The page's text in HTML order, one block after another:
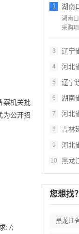
案机关批
为公开招
: /;
1 湖南
湖南
采购
3
辽宁
4 河北
5 辽宁
6 湖南
7 河北
8 吉林
9 河北
10 黑龙
您想找？